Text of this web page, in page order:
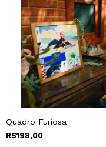
Quadro Furiosa
R$198,00